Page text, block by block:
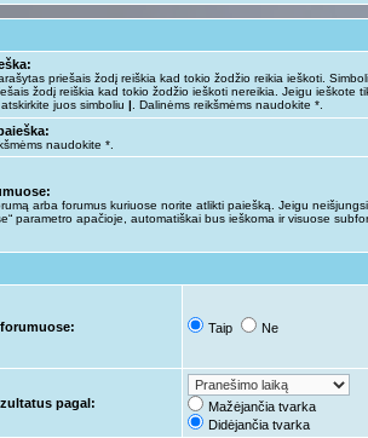
priešais žodį reiškia kad tokio žodžio reikia ieškoti.
žodį reiškia kad tokio žodžio ieškoti nereikia. Jeigu ieškote
juos simboliu | . Dalinėms reikšmėms naudokite *.
naudokite *.
arba forumus kuriuose norite atlikti paiešką. Jeigu
parametro apačioje, automatiškai bus ieškoma ir visuose
Taip Ne
pagal:
Mažėjančia tvarka
Didėjančia tvarka